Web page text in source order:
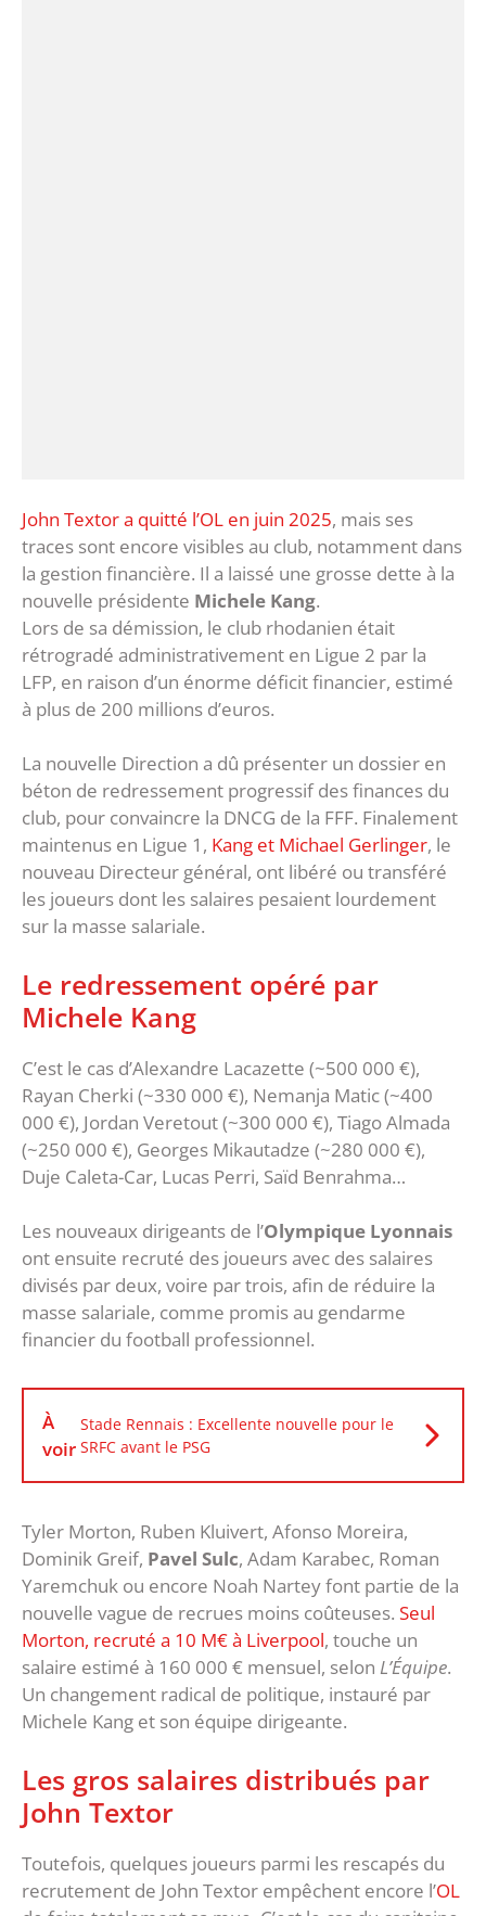
John Textor a quitté l’OL en juin 2025, mais ses
traces sont encore visibles au club, notamment dans
la gestion financière. Il a laissé une grosse dette à la
nouvelle présidente Michele Kang.
Lors de sa démission, le club rhodanien était
rétrogradé administrativement en Ligue 2 par la
LFP, en raison d’un énorme déficit financier, estimé
à plus de 200 millions d’euros.
La nouvelle Direction a dû présenter un dossier en
béton de redressement progressif des finances du
club, pour convaincre la DNCG de la FFF. Finalement
maintenus en Ligue 1, Kang et Michael Gerlinger, le
nouveau Directeur général, ont libéré ou transféré
les joueurs dont les salaires pesaient lourdement
sur la masse salariale.
Le redressement opéré par
Michele Kang
C’est le cas d’Alexandre Lacazette (~500 000 €),
Rayan Cherki (~330 000 €), Nemanja Matic (~400
000 €), Jordan Veretout (~300 000 €), Tiago Almada
(~250 000 €), Georges Mikautadze (~280 000 €),
Duje Caleta-Car, Lucas Perri, Saïd Benrahma…
Les nouveaux dirigeants de l’Olympique Lyonnais
ont ensuite recruté des joueurs avec des salaires
divisés par deux, voire par trois, afin de réduire la
masse salariale, comme promis au gendarme
financier du football professionnel.
À
voir
Stade Rennais : Excellente nouvelle pour le
SRFC avant le PSG
Tyler Morton, Ruben Kluivert, Afonso Moreira,
Dominik Greif, Pavel Sulc, Adam Karabec, Roman
Yaremchuk ou encore Noah Nartey font partie de la
nouvelle vague de recrues moins coûteuses. Seul
Morton, recruté a 10 M€ à Liverpool, touche un
salaire estimé à 160 000 € mensuel, selon L’Équipe.
Un changement radical de politique, instauré par
Michele Kang et son équipe dirigeante.
Les gros salaires distribués par
John Textor
Toutefois, quelques joueurs parmi les rescapés du
recrutement de John Textor empêchent encore l’OL